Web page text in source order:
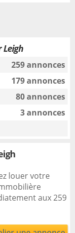
Leigh
259 annonces
179 annonces
80 annonces
3 annonces
louer votre
aux 259